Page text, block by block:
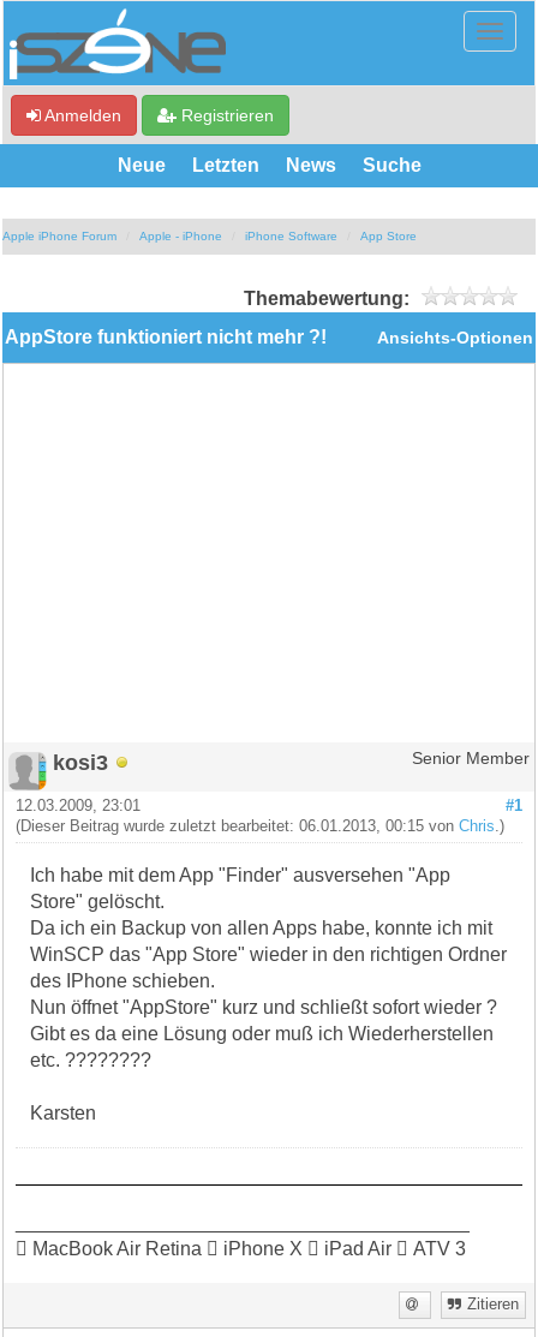
Anmelden Registrieren
Neue Letzten News Suche
Apple iPhone Forum Apple - iPhone iPhone Software App Store
Themabewertung:
Ansichts-Optionen
AppStore funktioniert nicht mehr ?!
kosi3 Senior Member
#1
12.03.2009, 23:01
(Dieser Beitrag wurde zuletzt bearbeitet: 06.01.2013, 00:15 vonChris .)
Ich habe mit dem App "Finder" ausversehen "App
Store" gelöscht.
Da ich ein Backup von allen Apps habe, konnte ich mit
WinSCP das "App Store" wieder in den richtigen Ordner
des IPhone schieben.
Nun öffnet "AppStore" kurz und schließt sofort wieder ?
Gibt es da eine Lösung oder muß ich Wiederherstellen
etc. ????????
Karsten
 MacBook Air Retina  iPhone X  iPad Air  ATV 3
Zitieren